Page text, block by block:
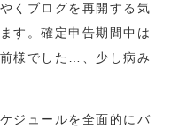
くブログを再開する気
す。確定申告期間中は
様でした…、少し病み
ジュールを全面的にバ